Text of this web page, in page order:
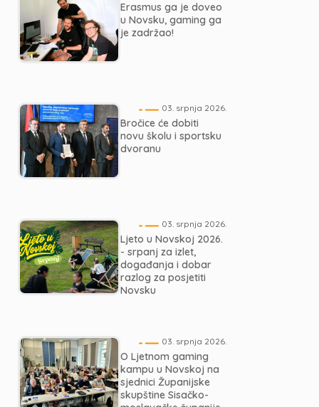
Erasmus ga je doveo
u Novsku, gaming ga
je zadržao!
03. srpnja 2026.
Bročice će dobiti
novu školu i sportsku
dvoranu
03. srpnja 2026.
Ljeto u Novskoj 2026.
- srpanj za izlet,
događanja i dobar
razlog za posjetiti
Novsku
03. srpnja 2026.
O Ljetnom gaming
kampu u Novskoj na
sjednici Županijske
skupštine Sisačko-